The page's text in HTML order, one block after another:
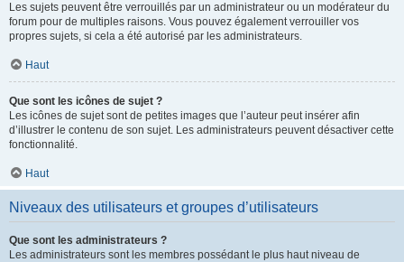
Les sujets peuvent être verrouillés par un administrateur ou un modérateur du
forum pour de multiples raisons. Vous pouvez également verrouiller vos
propres sujets, si cela a été autorisé par les administrateurs.
Haut
Que sont les icônes de sujet ?
Les icônes de sujet sont de petites images que l’auteur peut insérer afin
d’illustrer le contenu de son sujet. Les administrateurs peuvent désactiver cette
fonctionnalité.
Haut
Niveaux des utilisateurs et groupes d’utilisateurs
Que sont les administrateurs ?
Les administrateurs sont les membres possédant le plus haut niveau de